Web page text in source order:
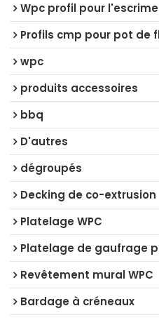
Wpc profil pour l'escrime
Profils cmp pour pot de
wpc
produits accessoires
bbq
D'autres
dégroupés
Decking de co-extrusion
Platelage WPC
Platelage de gaufrage
Revêtement mural WPC
Bardage à créneaux